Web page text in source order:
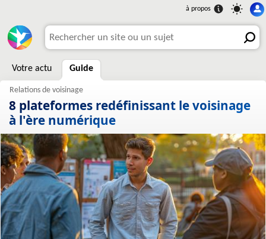
Votre actu Guide
8 plateformes redéfinissant le voisinage
à l'ère numérique